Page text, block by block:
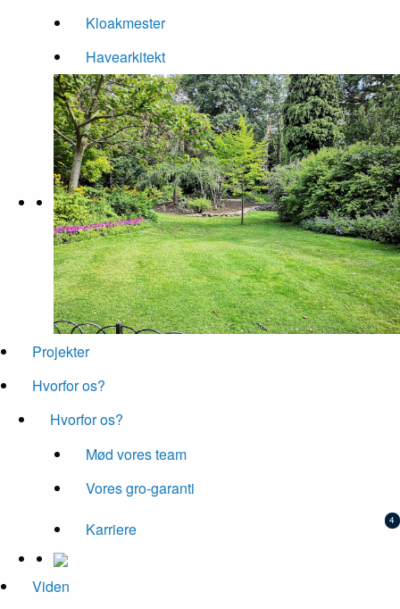
Kloakmester
Havearkitekt
Projekter
Hvorfor os?
Hvorfor os?
Mød vores team
Vores gro-garanti
Karriere
Viden